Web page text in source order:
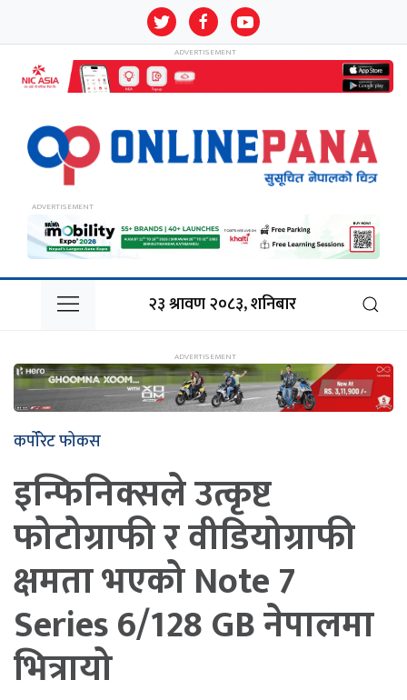
२३ श्रावण २०८३, शनिबार
कर्पोरेट फोकस
इन्फिनिक्सले उत्कृष्ट
फोटोग्राफी र वीडियोग्राफी
क्षमता भएको Note 7
Series 6/128 GB नेपालमा
भित्रायो